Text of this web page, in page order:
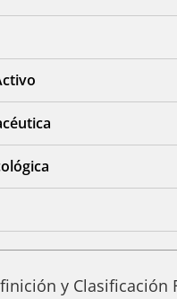
y Clasificación